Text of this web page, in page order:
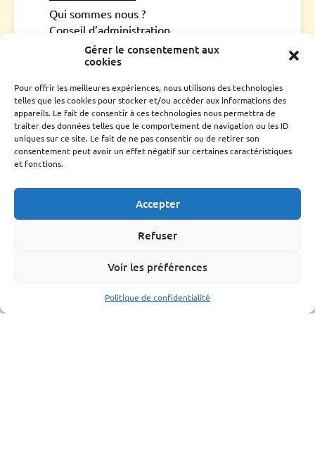
Gérer le consentement aux
cookies
Pour offrir les meilleures expériences, nous utilisons des technologies
telles que les cookies pour stocker et/ou accéder aux informations des
appareils. Le fait de consentir à ces technologies nous permettra de
traiter des données telles que le comportement de navigation ou les ID
uniques sur ce site. Le fait de ne pas consentir ou de retirer son
consentement peut avoir un effet négatif sur certaines caractéristiques
et fonctions.
Accepter
Refuser
Voir les préférences
Politique de confidentialité
Qui sommes nous ?
Conseil d’administration
Le rucher école
Parrainage
Techniciens Sanitaires Apicoles
Santé de l’abeille
Le Varroa
Le frelon Asiatique
Fiches sanitaires fnosad
L’OMAA
Bonnes pratiques
Mouvements d’abeilles